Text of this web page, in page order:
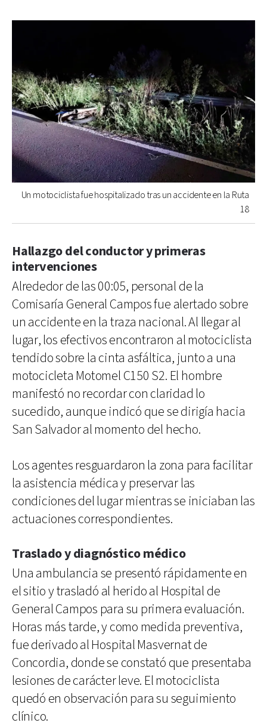
Un motociclista fue hospitalizado tras un accidente en la Ruta
18
Hallazgo del conductor y primeras
intervenciones
Alrededor de las 00:05, personal de la
Comisaría General Campos fue alertado sobre
un accidente en la traza nacional. Al llegar al
lugar, los efectivos encontraron al motociclista
tendido sobre la cinta asfáltica, junto a una
motocicleta Motomel C150 S2. El hombre
manifestó no recordar con claridad lo
sucedido, aunque indicó que se dirigía hacia
San Salvador al momento del hecho.
Los agentes resguardaron la zona para facilitar
la asistencia médica y preservar las
condiciones del lugar mientras se iniciaban las
actuaciones correspondientes.
Traslado y diagnóstico médico
Una ambulancia se presentó rápidamente en
el sitio y trasladó al herido al Hospital de
General Campos para su primera evaluación.
Horas más tarde, y como medida preventiva,
fue derivado al Hospital Masvernat de
Concordia, donde se constató que presentaba
lesiones de carácter leve. El motociclista
quedó en observación para su seguimiento
clínico.